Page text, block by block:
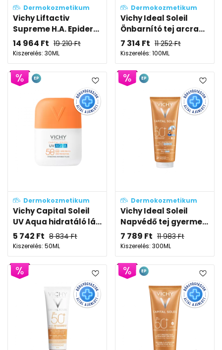
Dermokozmetikum
Vichy Liftactiv
Supreme H.A. Epider...
14 964 Ft 19 210Ft
Kiszerelés: 30ML
Dermokozmetikum
Vichy Ideal Soleil
Önbarnító tej arcra...
7 314 Ft 11 252Ft
Kiszerelés: 100ML
Dermokozmetikum
Vichy Capital Soleil
UV Aqua hidratáló lá...
5 742 Ft 8 834Ft
Kiszerelés: 50ML
EP
Dermokozmetikum
Vichy Ideal Soleil
Napvédő tej gyerme...
7 789 Ft 11 983Ft
Kiszerelés: 300ML
EP
EP